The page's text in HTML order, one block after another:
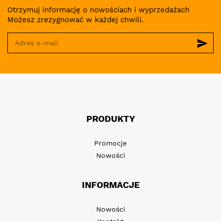
Otrzymuj informację o nowościach i wyprzedażach
Możesz zrezygnować w każdej chwili.
send
PRODUKTY
Promocje
Nowości
INFORMACJE
Nowości